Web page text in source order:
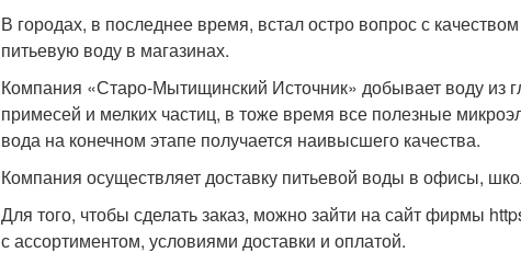
В городах, в последнее время, встал остро вопрос с
питьевую воду в магазинах.
Компания «Старо-Мытищинский Источник» добывает воду из
примесей и мелких частиц, в тоже время все полезные
вода на конечном этапе получается наивысшего качества.
Компания осуществляет доставку питьевой воды в офисы,
Для того, чтобы сделать заказ, можно зайти на сайт фирмы
с ассортиментом, условиями доставки и оплатой.